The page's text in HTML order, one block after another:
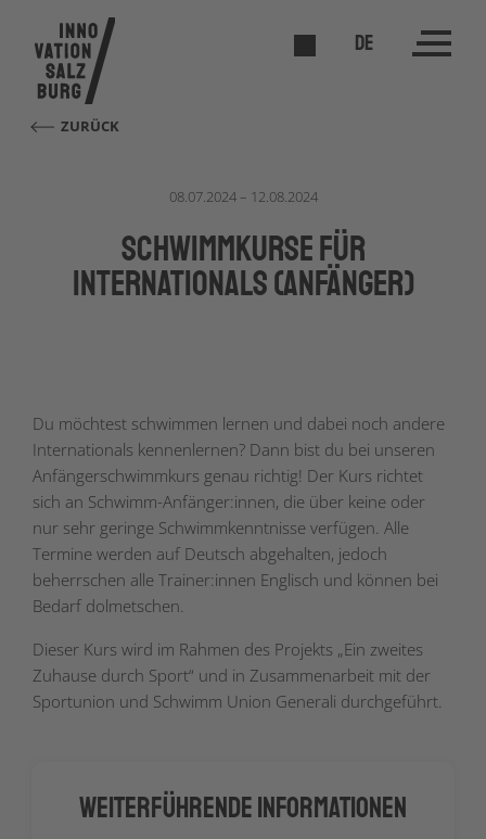
DE
ZURÜCK
08.07.2024 – 12.08.2024
Schwimmkurse für
Internationals (Anfänger)
Du möchtest schwimmen lernen und dabei noch andere
Internationals kennenlernen? Dann bist du bei unseren
Anfängerschwimmkurs genau richtig! Der Kurs richtet
sich an Schwimm-Anfänger:innen, die über keine oder
nur sehr geringe Schwimmkenntnisse verfügen. Alle
Termine werden auf Deutsch abgehalten, jedoch
beherrschen alle Trainer:innen Englisch und können bei
Bedarf dolmetschen.
Dieser Kurs wird im Rahmen des Projekts „Ein zweites
Zuhause durch Sport“ und in Zusammenarbeit mit der
Sportunion und Schwimm Union Generali durchgeführt.
Weiterführende Informationen